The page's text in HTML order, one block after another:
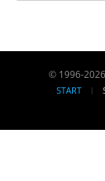
© 1996-2026
START